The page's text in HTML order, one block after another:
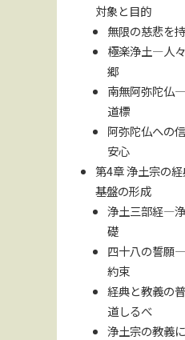
対象と目的
無限の慈悲を
極楽浄土—人
郷
南無阿弥陀仏
道標
阿弥陀仏への
安心
第4章 浄土宗の
基盤の形成
浄土三部経—
礎
四十八の誓願
約束
経典と教義の
道しるべ
浄土宗の教義